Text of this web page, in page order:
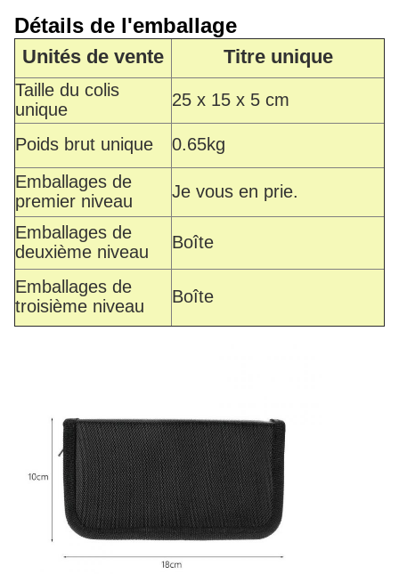
Détails de l'emballage
Unités de vente Titre unique
Taille du colis
unique
25 x 15 x 5 cm
Poids brut unique
0.65kg
Emballages de
premier niveau
Je vous en prie.
Emballages de
deuxième niveau
Boîte
Emballages de
troisième niveau
Boîte